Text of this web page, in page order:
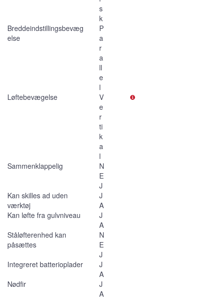
s
k
Breddeindstillingsbevæg
else
P
a
r
a
ll
e
l
Løftebevægelse
V
e
r
ti
k
a
l
Sammenklappelig
N
E
J
Kan skilles ad uden
værktøj
J
A
Kan løfte fra gulvniveau
J
A
Ståløfterenhed kan
påsættes
N
E
J
Integreret batterioplader
J
A
Nødfir
J
A